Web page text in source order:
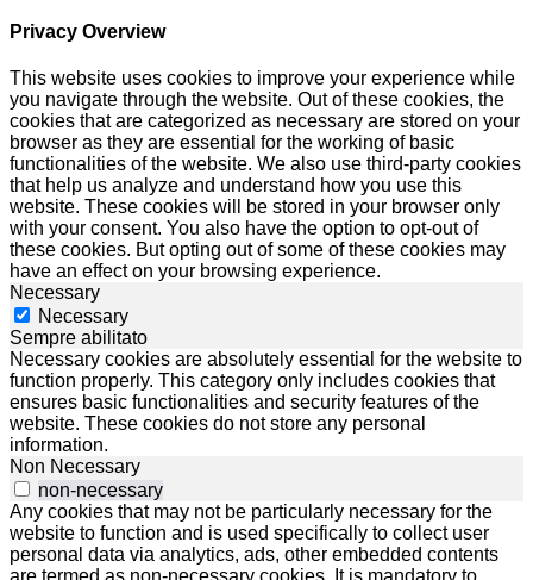
Privacy Overview
This website uses cookies to improve your experience while
you navigate through the website. Out of these cookies, the
cookies that are categorized as necessary are stored on your
browser as they are essential for the working of basic
functionalities of the website. We also use third-party cookies
that help us analyze and understand how you use this
website. These cookies will be stored in your browser only
with your consent. You also have the option to opt-out of
these cookies. But opting out of some of these cookies may
have an effect on your browsing experience.
Necessary
Necessary
Sempre abilitato
Necessary cookies are absolutely essential for the website to
function properly. This category only includes cookies that
ensures basic functionalities and security features of the
website. These cookies do not store any personal
information.
Non Necessary
non-necessary
Any cookies that may not be particularly necessary for the
website to function and is used specifically to collect user
personal data via analytics, ads, other embedded contents